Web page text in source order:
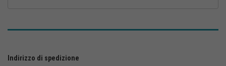
Indirizzo di spedizione